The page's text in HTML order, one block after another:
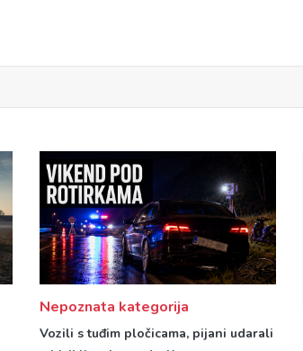
Nepoznata kategorija
Vozili s tuđim pločicama, pijani udarali